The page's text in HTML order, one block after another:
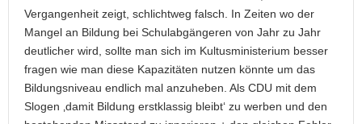
Vergangenheit zeigt, schlichtweg falsch. In Zeiten wo der
Mangel an Bildung bei Schulabgängeren von Jahr zu Jahr
deutlicher wird, sollte man sich im Kultusministerium besser
fragen wie man diese Kapazitäten nutzen könnte um das
Bildungsniveau endlich mal anzuheben. Als CDU mit dem
Slogen ‚damit Bildung erstklassig bleibt‘ zu werben und den